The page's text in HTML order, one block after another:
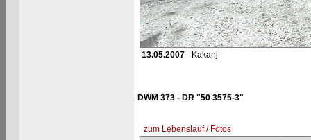
13.05.2007- Kakanj
DWM 373 - DR "50 3575-3"
zum Lebenslauf / Fotos